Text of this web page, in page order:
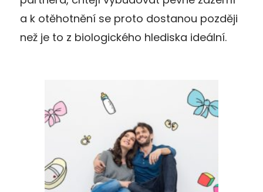
a k otěhotnění se proto dostanou později
než je to z biologického hlediska ideální.